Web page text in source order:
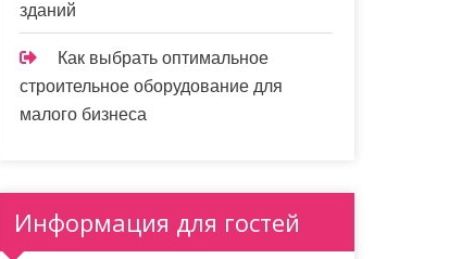
зданий
Как выбрать оптимальное
строительное оборудование для
малого бизнеса
Информация для гостей